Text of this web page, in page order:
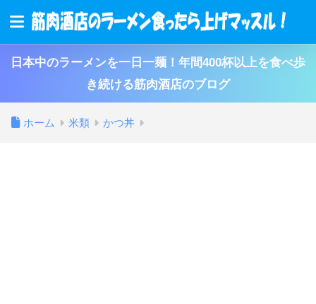
日本中のラーメンを一日一麺！年間400杯以上を食べ歩
き続ける筋肉酒店のブログ
ホーム 米類 かつ丼